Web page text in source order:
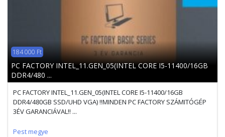
184 000 Ft
PC FACTORY INTEL_11.GEN_05(INTEL CORE I5-11400/16GB
DDR4/480 ...
PC FACTORY INTEL_11.GEN_05(INTEL CORE I5-11400/16GB
DDR4/480GB SSD/UHD VGA) !!MINDEN PC FACTORY SZÁMITÓGÉP
3ÉV GARANCIÁVAL!! ...
Pest megye